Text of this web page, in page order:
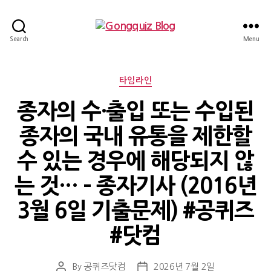
Search Menu
Categories
타임라인
종자의 수·출입 또는 수입된
종자의 국내 유통을 제한할
수 있는 경우에 해당되지 않
는 것… – 종자기사 (2016년
3월 6일 기출문제) #공퀴즈
#닷컴
PostBy 공퀴즈닷컴
Post2026년 7월 2일